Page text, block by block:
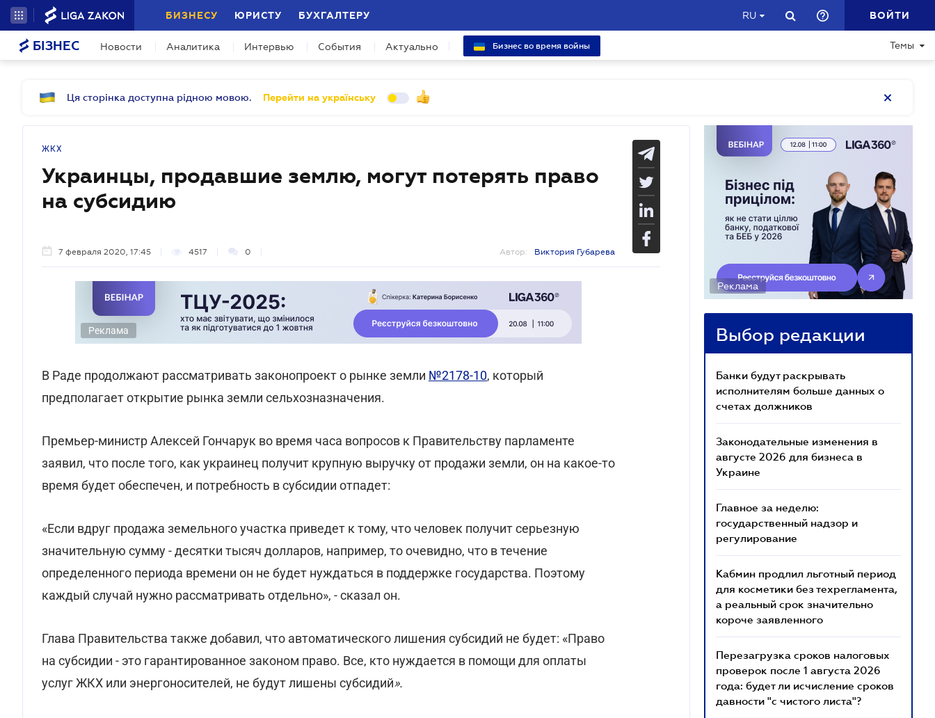
БИЗНЕСУ ЮРИСТУ БУХГАЛТЕРУ RU ВОЙТИ
БІЗНЕС Новости Аналитика Интервью События Актуально Бизнес во время войны Темы
Ця сторінка доступна рідною мовою. Перейти на українську
ЖКХ
Украинцы, продавшие землю, могут потерять право
на субсидию
7 февраля 2020, 17:45 4517 0 Автор: Виктория Губарева
Реклама
В Раде продолжают рассматривать законопроект о рынке земли №2178-10, который
предполагает открытие рынка земли сельхозназначения.
Премьер-министр Алексей Гончарук во время часа вопросов к Правительству парламенте
заявил, что после того, как украинец получит крупную выручку от продажи земли, он на какое-то
время будет обеспечен, и потребность в субсидии отпадет:
«Если вдруг продажа земельного участка приведет к тому, что человек получит серьезную
значительную сумму - десятки тысяч долларов, например, то очевидно, что в течение
определенного периода времени он не будет нуждаться в поддержке государства. Поэтому
каждый случай нужно рассматривать отдельно», - сказал он.
Глава Правительства также добавил, что автоматического лишения субсидий не будет: «Право
на субсидии - это гарантированное законом право. Все, кто нуждается в помощи для оплаты
услуг ЖКХ или энергоносителей, не будут лишены субсидий».
Реклама
Выбор редакции
Банки будут раскрывать
исполнителям больше данных о
счетах должников
Законодательные изменения в
августе 2026 для бизнеса в
Украине
Главное за неделю:
государственный надзор и
регулирование
Кабмин продлил льготный период
для косметики без техрегламента,
а реальный срок значительно
короче заявленного
Перезагрузка сроков налоговых
проверок после 1 августа 2026
года: будет ли исчисление сроков
давности "с чистого листа"?